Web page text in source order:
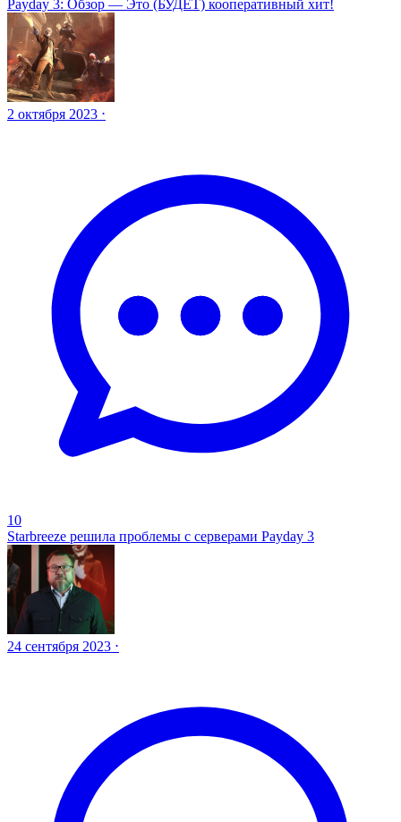
Payday 3: Обзор — Это (БУДЕТ) кооперативный хит!
2 октября 2023 ⋅
10
Starbreeze решила проблемы с серверами Payday 3
24 сентября 2023 ⋅